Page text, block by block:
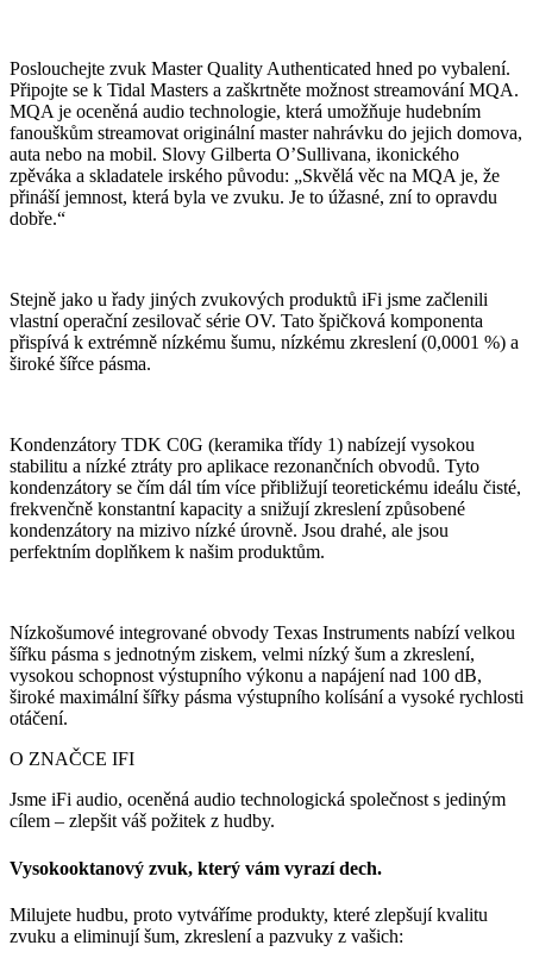
Poslouchejte zvuk Master Quality Authenticated hned po vybalení.
Připojte se k Tidal Masters a zaškrtněte možnost streamování MQA.
MQA je oceněná audio technologie, která umožňuje hudebním
fanouškům streamovat originální master nahrávku do jejich domova,
auta nebo na mobil. Slovy Gilberta O’Sullivana, ikonického
zpěváka a skladatele irského původu: „Skvělá věc na MQA je, že
přináší jemnost, která byla ve zvuku. Je to úžasné, zní to opravdu
dobře.“
Stejně jako u řady jiných zvukových produktů iFi jsme začlenili
vlastní operační zesilovač série OV. Tato špičková komponenta
přispívá k extrémně nízkému šumu, nízkému zkreslení (0,0001 %) a
široké šířce pásma.
Kondenzátory TDK C0G (keramika třídy 1) nabízejí vysokou
stabilitu a nízké ztráty pro aplikace rezonančních obvodů. Tyto
kondenzátory se čím dál tím více přibližují teoretickému ideálu čisté,
frekvenčně konstantní kapacity a snižují zkreslení způsobené
kondenzátory na mizivo nízké úrovně. Jsou drahé, ale jsou
perfektním doplňkem k našim produktům.
Nízkošumové integrované obvody Texas Instruments nabízí velkou
šířku pásma s jednotným ziskem, velmi nízký šum a zkreslení,
vysokou schopnost výstupního výkonu a napájení nad 100 dB,
široké maximální šířky pásma výstupního kolísání a vysoké rychlosti
otáčení.
O ZNAČCE IFI
Jsme iFi audio, oceněná audio technologická společnost s jediným
cílem – zlepšit váš požitek z hudby.
Vysokooktanový zvuk, který vám vyrazí dech.
Milujete hudbu, proto vytváříme produkty, které zlepšují kvalitu
zvuku a eliminují šum, zkreslení a pazvuky z vašich: